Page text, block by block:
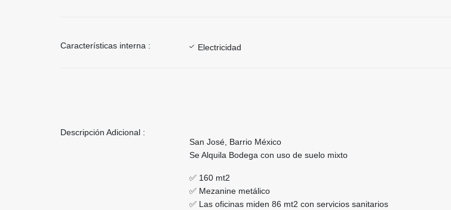
Características interna : Electricidad
Descripción Adicional :
San José, Barrio México
Se Alquila Bodega con uso de suelo mixto
✅ 160 mt2
✅ Mezanine metálico
✅ Las oficinas miden 86 mt2 con servicios sanitarios